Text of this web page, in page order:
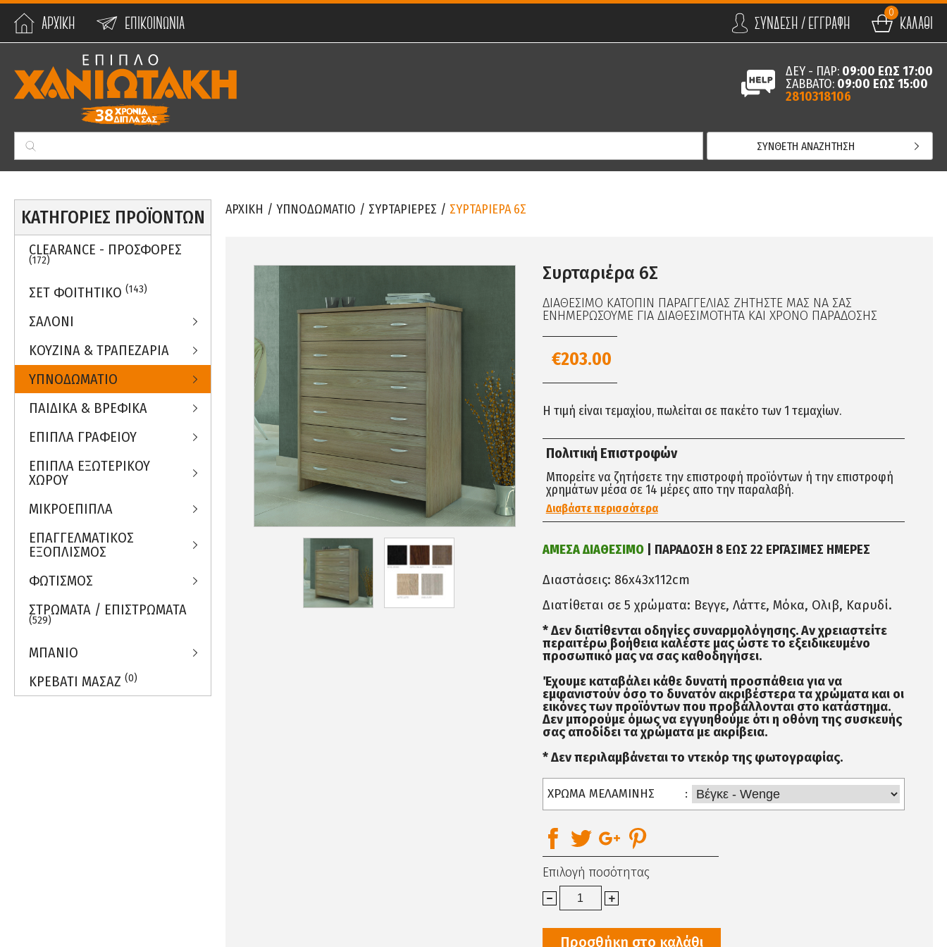
ΑΡΧΙΚΗ ΕΠΙΚΟΙΝΩΝΙΑ ΣΥΝΔΕΣΗ / ΕΓΓΡΑΦΗ ΚΑΛΑΘΙ
0
ΔΕΥ - ΠΑΡ: 09:00 ΕΩΣ 17:00
ΣΑΒΒΑΤΟ: 09:00 ΕΩΣ 15:00
2810318106
ΣΥΝΘΕΤΗ ΑΝΑΖΗΤΗΣΗ
ΚΑΤΗΓΟΡΙΕΣ ΠΡΟΪΟΝΤΩΝ
CLEARANCE - ΠΡΟΣΦΟΡΕΣ
(172)
ΣΕΤ ΦΟΙΤΗΤΙΚΟ (143)
ΣΑΛΟΝΙ
ΚΟΥΖΙΝΑ & ΤΡΑΠΕΖΑΡΙΑ
ΥΠΝΟΔΩΜΑΤΙΟ
ΠΑΙΔΙΚΑ & ΒΡΕΦΙΚΑ
ΕΠΙΠΛΑ ΓΡΑΦΕΙΟΥ
ΕΠΙΠΛΑ ΕΞΩΤΕΡΙΚΟΥ
ΧΩΡΟΥ
ΜΙΚΡΟΕΠΙΠΛΑ
ΕΠΑΓΓΕΛΜΑΤΙΚΟΣ
ΕΞΟΠΛΙΣΜΟΣ
ΦΩΤΙΣΜΟΣ
ΣΤΡΩΜΑΤΑ / ΕΠΙΣΤΡΩΜΑΤΑ
(529)
ΜΠΑΝΙΟ
ΚΡΕΒΑΤΙ ΜΑΣΑΖ (0)
ΑΡΧΙΚΗ / ΥΠΝΟΔΩΜΑΤΙΟ / ΣΥΡΤΑΡΙΕΡΕΣ / ΣΥΡΤΑΡΙΕΡΑ 6Σ
Συρταριέρα 6Σ
ΔΙΑΘΕΣΙΜΟ ΚΑΤΟΠΙΝ ΠΑΡΑΓΓΕΛΙΑΣ ΖΗΤΗΣΤΕ ΜΑΣ ΝΑ ΣΑΣ
ΕΝΗΜΕΡΩΣΟΥΜΕ ΓΙΑ ΔΙΑΘΕΣΙΜΟΤΗΤΑ ΚΑΙ ΧΡΟΝΟ ΠΑΡΑΔΟΣΗΣ
€203.00
Η τιμή είναι τεμαχίου, πωλείται σε πακέτο των 1 τεμαχίων.
Πολιτική Επιστροφών
Μπορείτε να ζητήσετε την επιστροφή προϊόντων ή την επιστροφή
χρημάτων μέσα σε 14 μέρες απο την παραλαβή.
Διαβάστε περισσότερα
ΑΜΕΣΑ ΔΙΑΘΕΣΙΜΟ| ΠΑΡΑΔΟΣΗ 8 ΕΩΣ 22 ΕΡΓΑΣΙΜΕΣ ΗΜΕΡΕΣ
Διαστάσεις: 86x43x112cm
Διατίθεται σε 5 χρώματα: Βεγγε, Λάττε, Μόκα, Ολιβ, Καρυδί.
* Δεν διατίθενται οδηγίες συναρμολόγησης. Αν χρειαστείτε
περαιτέρω βοήθεια καλέστε μας ώστε το εξειδικευμένο
προσωπικό μας να σας καθοδηγήσει.
Έχουμε καταβάλει κάθε δυνατή προσπάθεια για να
εμφανιστούν όσο το δυνατόν ακριβέστερα τα χρώματα και οι
εικόνες των προϊόντων που προβάλλονται στο κατάστημα.
Δεν μπορούμε όμως να εγγυηθούμε ότι η οθόνη της συσκευής
σας αποδίδει τα χρώματα με ακρίβεια.
* Δεν περιλαμβάνεται το ντεκόρ της φωτογραφίας.
ΧΡΩΜΑ ΜΕΛΑΜΙΝΗΣ
Επιλογή ποσότητας
Προσθήκη στο καλάθι